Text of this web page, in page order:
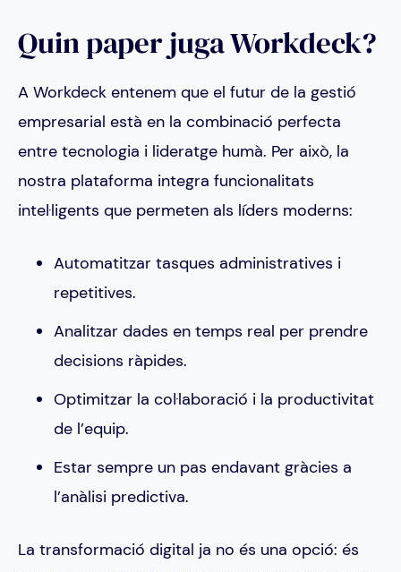
Quin paper juga Workdeck?
A Workdeck entenem que el futur de la gestió
empresarial està en la combinació perfecta
entre tecnologia i lideratge humà. Per això, la
nostra plataforma integra funcionalitats
intel·ligents que permeten als líders moderns:
Automatitzar tasques administratives i
repetitives.
Analitzar dades en temps real per prendre
decisions ràpides.
Optimitzar la col·laboració i la productivitat
de l’equip.
Estar sempre un pas endavant gràcies a
l’anàlisi predictiva.
La transformació digital ja no és una opció: és